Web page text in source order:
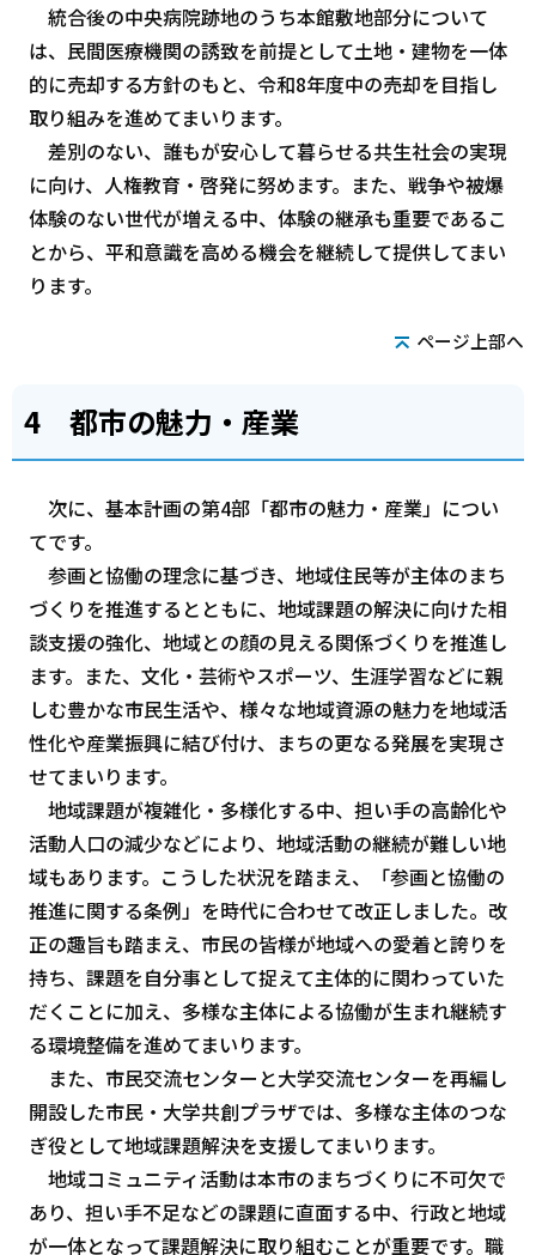
統合後の中央病院跡地のうち本館敷地部分について
は、民間医療機関の誘致を前提として土地・建物を一体
的に売却する方針のもと、令和8年度中の売却を目指し
取り組みを進めてまいります。
差別のない、誰もが安心して暮らせる共生社会の実現
に向け、人権教育・啓発に努めます。また、戦争や被爆
体験のない世代が増える中、体験の継承も重要であるこ
とから、平和意識を高める機会を継続して提供してまい
ります。
ページ上部へ
4 都市の魅力・産業
次に、基本計画の第4部「都市の魅力・産業」につい
てです。
参画と協働の理念に基づき、地域住民等が主体のまち
づくりを推進するとともに、地域課題の解決に向けた相
談支援の強化、地域との顔の見える関係づくりを推進し
ます。また、文化・芸術やスポーツ、生涯学習などに親
しむ豊かな市民生活や、様々な地域資源の魅力を地域活
性化や産業振興に結び付け、まちの更なる発展を実現さ
せてまいります。
地域課題が複雑化・多様化する中、担い手の高齢化や
活動人口の減少などにより、地域活動の継続が難しい地
域もあります。こうした状況を踏まえ、「参画と協働の
推進に関する条例」を時代に合わせて改正しました。改
正の趣旨も踏まえ、市民の皆様が地域への愛着と誇りを
持ち、課題を自分事として捉えて主体的に関わっていた
だくことに加え、多様な主体による協働が生まれ継続す
る環境整備を進めてまいります。
また、市民交流センターと大学交流センターを再編し
開設した市民・大学共創プラザでは、多様な主体のつな
ぎ役として地域課題解決を支援してまいります。
地域コミュニティ活動は本市のまちづくりに不可欠で
あり、担い手不足などの課題に直面する中、行政と地域
が一体となって課題解決に取り組むことが重要です。職